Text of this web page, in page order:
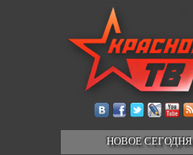
НОВОЕ СЕГОДНЯ